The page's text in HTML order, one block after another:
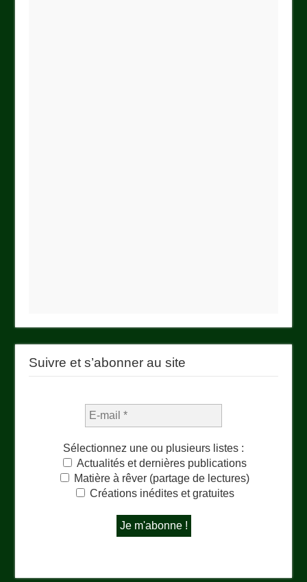
Suivre et s’abonner au site
Sélectionnez une ou plusieurs listes :
Actualités et dernières publications
Matière à rêver (partage de lectures)
Créations inédites et gratuites